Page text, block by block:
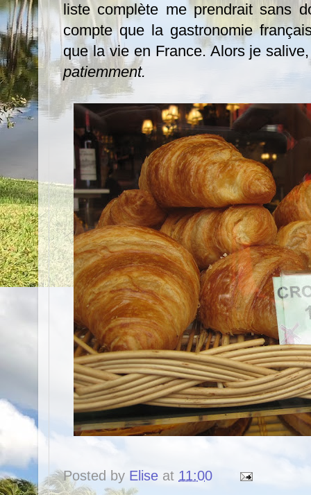
liste complète me prendrait sans
compte que la gastronomie
que la vie en France. Alors je
patiemment.
Posted by Elise at 11:00